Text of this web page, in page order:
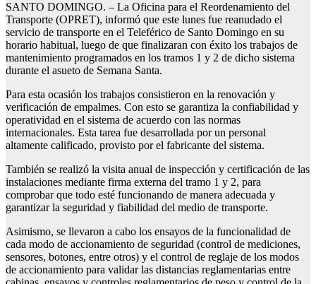
SANTO DOMINGO. – La Oficina para el Reordenamiento del
Transporte (OPRET), informó que este lunes fue reanudado el
servicio de transporte en el Teleférico de Santo Domingo en su
horario habitual, luego de que finalizaran con éxito los trabajos de
mantenimiento programados en los tramos 1 y 2 de dicho sistema
durante el asueto de Semana Santa.
Para esta ocasión los trabajos consistieron en la renovación y
verificación de empalmes. Con esto se garantiza la confiabilidad y
operatividad en el sistema de acuerdo con las normas
internacionales. Esta tarea fue desarrollada por un personal
altamente calificado, provisto por el fabricante del sistema.
También se realizó la visita anual de inspección y certificación de las
instalaciones mediante firma externa del tramo 1 y 2, para
comprobar que todo esté funcionando de manera adecuada y
garantizar la seguridad y fiabilidad del medio de transporte.
Asimismo, se llevaron a cabo los ensayos de la funcionalidad de
cada modo de accionamiento de seguridad (control de mediciones,
sensores, botones, entre otros) y el control de reglaje de los modos
de accionamiento para validar las distancias reglamentarias entre